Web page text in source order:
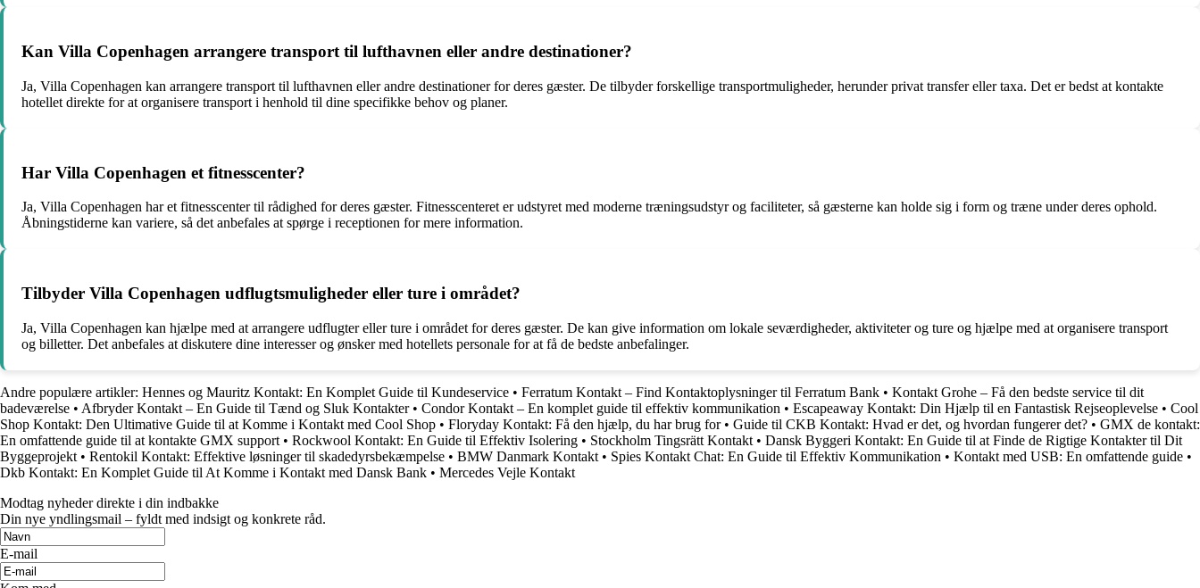
Kan Villa Copenhagen arrangere transport til lufthavnen eller andre destinationer?
Ja, Villa Copenhagen kan arrangere transport til lufthavnen eller andre destinationer for deres gæster. De tilbyder forskellige transportmuligheder, herunder privat transfer eller taxa. Det er bedst at kontakte
hotellet direkte for at organisere transport i henhold til dine specifikke behov og planer.
Har Villa Copenhagen et fitnesscenter?
Ja, Villa Copenhagen har et fitnesscenter til rådighed for deres gæster. Fitnesscenteret er udstyret med moderne træningsudstyr og faciliteter, så gæsterne kan holde sig i form og træne under deres ophold.
Åbningstiderne kan variere, så det anbefales at spørge i receptionen for mere information.
Tilbyder Villa Copenhagen udflugtsmuligheder eller ture i området?
Ja, Villa Copenhagen kan hjælpe med at arrangere udflugter eller ture i området for deres gæster. De kan give information om lokale seværdigheder, aktiviteter og ture og hjælpe med at organisere transport
og billetter. Det anbefales at diskutere dine interesser og ønsker med hotellets personale for at få de bedste anbefalinger.
Andre populære artikler: Hennes og Mauritz Kontakt: En Komplet Guide til Kundeservice • Ferratum Kontakt – Find Kontaktoplysninger til Ferratum Bank • Kontakt Grohe – Få den bedste service til dit
badeværelse • Afbryder Kontakt – En Guide til Tænd og Sluk Kontakter• Condor Kontakt – En komplet guide til effektiv kommunikation • Escapeaway Kontakt: Din Hjælp til en Fantastisk Rejseoplevelse • Cool
Shop Kontakt: Den Ultimative Guide til at Komme i Kontakt med Cool Shop • Floryday Kontakt: Få den hjælp, du har brug for• Guide til CKB Kontakt: Hvad er det, og hvordan fungerer det? • GMX de kontakt:
En omfattende guide til at kontakte GMX support • Rockwool Kontakt: En Guide til Effektiv Isolering • Stockholm Tingsrätt Kontakt • Dansk Byggeri Kontakt: En Guide til at Finde de Rigtige Kontakter til Dit
Byggeprojekt • Rentokil Kontakt: Effektive løsninger til skadedyrsbekæmpelse • BMW Danmark Kontakt • Spies Kontakt Chat: En Guide til Effektiv Kommunikation • Kontakt med USB: En omfattende guide •
Dkb Kontakt: En Komplet Guide til At Komme i Kontakt med Dansk Bank • Mercedes Vejle Kontakt
Modtag nyheder direkte i din indbakke
Din nye yndlingsmail – fyldt med indsigt og konkrete råd.
E-mail